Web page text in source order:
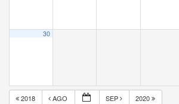
30
2018 AGO SEP 2020